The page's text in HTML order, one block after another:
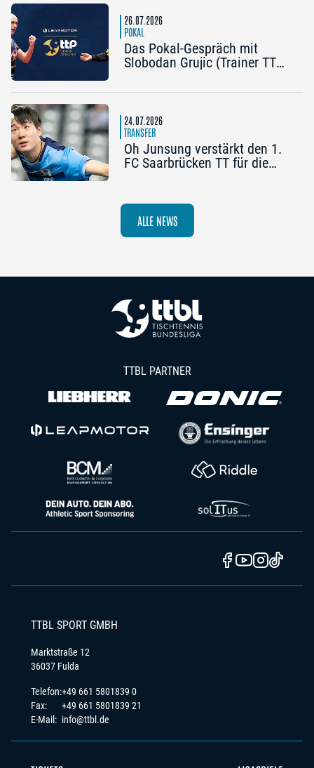
26.07.2026
POKAL
Das Pokal-Gespräch mit
Slobodan Grujic (Trainer TTC
Bad Homburg) und Daniel
Königshofen): „Es kann viel
passieren“
24.07.2026
TRANSFER
Oh Junsung verstärkt den 1.
FC Saarbrücken TT für die
ALLE NEWS
TTBL PARTNER
TTBL SPORT GMBH
Marktstraße 12
36037 Fulda
Telefon:
Fax:
E-Mail:
+49 661 5801839 0
+49 661 5801839 21
info@ttbl.de